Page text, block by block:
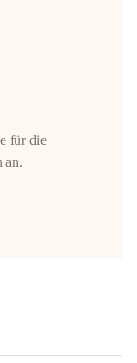
für die
an.